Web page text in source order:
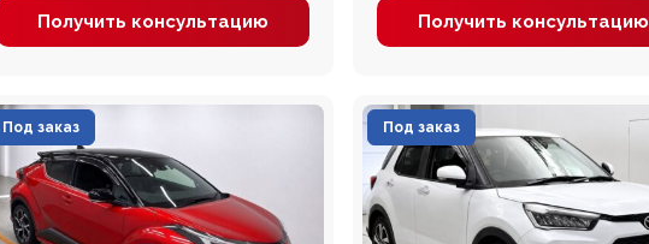
Получить консультацию Получить консультацию
Под заказ Под заказ